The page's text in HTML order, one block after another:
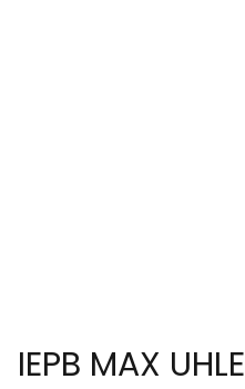
IEPB MAX UHLE